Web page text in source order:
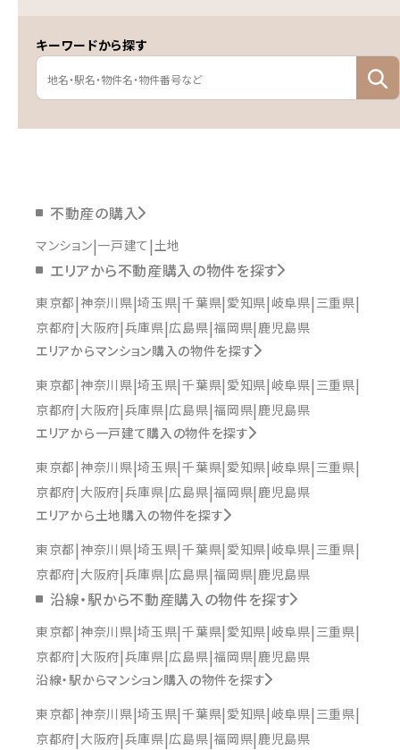
キーワードから探す
不動産の購入
マンション 一戸建て 土地
エリアから不動産購入の物件を探す
東京都 神奈川県 埼玉県 千葉県 愛知県 岐阜県 三重県
京都府 大阪府 兵庫県 広島県 福岡県 鹿児島県
エリアからマンション購入の物件を探す
東京都 神奈川県 埼玉県 千葉県 愛知県 岐阜県 三重県
京都府 大阪府 兵庫県 広島県 福岡県 鹿児島県
エリアから一戸建て購入の物件を探す
東京都 神奈川県 埼玉県 千葉県 愛知県 岐阜県 三重県
京都府 大阪府 兵庫県 広島県 福岡県 鹿児島県
エリアから土地購入の物件を探す
東京都 神奈川県 埼玉県 千葉県 愛知県 岐阜県 三重県
京都府 大阪府 兵庫県 広島県 福岡県 鹿児島県
沿線・駅から不動産購入の物件を探す
東京都 神奈川県 埼玉県 千葉県 愛知県 岐阜県 三重県
京都府 大阪府 兵庫県 広島県 福岡県 鹿児島県
沿線・駅からマンション購入の物件を探す
東京都 神奈川県 埼玉県 千葉県 愛知県 岐阜県 三重県
京都府 大阪府 兵庫県 広島県 福岡県 鹿児島県